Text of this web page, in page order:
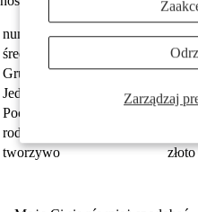
Zarządzaj
numer zamówienia
średnica
9
Grupa docelowa
Jednostka
Pochodzenie
rodzaj biżuterii
tworzywo